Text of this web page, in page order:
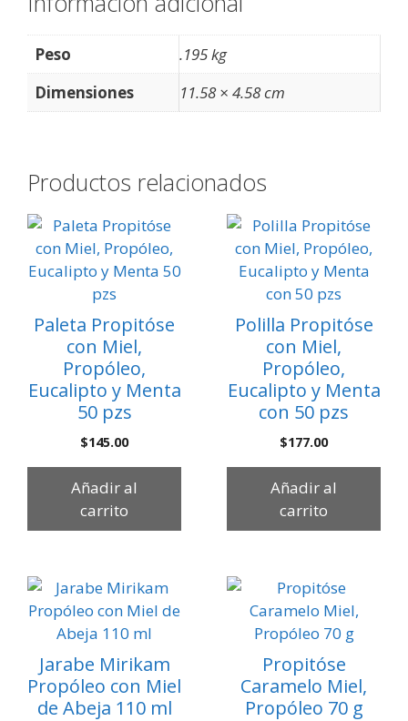
Peso
.195 kg
Dimensiones
11.58 × 4.58 cm
Productos relacionados
Paleta Propitóse
con Miel,
Propóleo,
Eucalipto y Menta
50 pzs
$145.00
Añadir al
carrito
Polilla Propitóse
con Miel,
Propóleo,
Eucalipto y Menta
con 50 pzs
$177.00
Añadir al
carrito
Jarabe Mirikam
Propóleo con Miel
de Abeja 110 ml
Propitóse
Caramelo Miel,
Propóleo 70 g